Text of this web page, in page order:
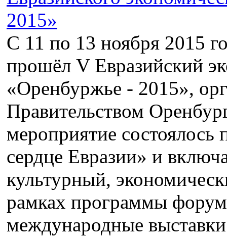
С 11 по 13 ноября 2015
прошёл V Евразийский
«Оренбуржье - 2015»,
Правительством
мероприятие
сердце Евразии» и
культурный,
рамках программы
международные